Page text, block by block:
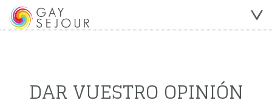
DAR VUESTRO OPINIÓN